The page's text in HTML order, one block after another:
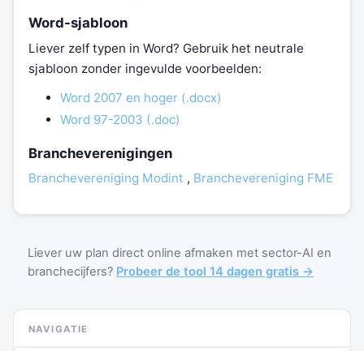
Word-sjabloon
Liever zelf typen in Word? Gebruik het neutrale
sjabloon zonder ingevulde voorbeelden:
Word 2007 en hoger (.docx)
Word 97-2003 (.doc)
Brancheverenigingen
Branchevereniging Modint , Branchevereniging FME
Liever uw plan direct online afmaken met sector-AI en
branchecijfers? Probeer de tool 14 dagen gratis →
NAVIGATIE